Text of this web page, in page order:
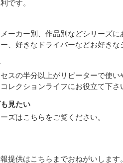
です。
ーカー別、作品別などシリーズ
、好きなドライバーなどお好きな
スの半分以上がリピーターで使
レクションライフにお役立て下さ
見たい
ズはこちらをご覧ください。
提供はこちらまでおねがいします。